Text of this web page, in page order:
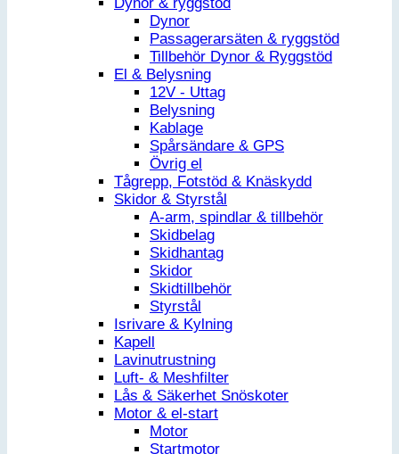
Dynor
Passagerarsäten & ryggstöd
Tillbehör Dynor & Ryggstöd
El & Belysning
12V - Uttag
Belysning
Kablage
Spårsändare & GPS
Övrig el
Tågrepp, Fotstöd & Knäskydd
Skidor & Styrstål
A-arm, spindlar & tillbehör
Skidbelag
Skidhantag
Skidor
Skidtillbehör
Styrstål
Isrivare & Kylning
Kapell
Lavinutrustning
Luft- & Meshfilter
Lås & Säkerhet Snöskoter
Motor & el-start
Motor
Startmotor